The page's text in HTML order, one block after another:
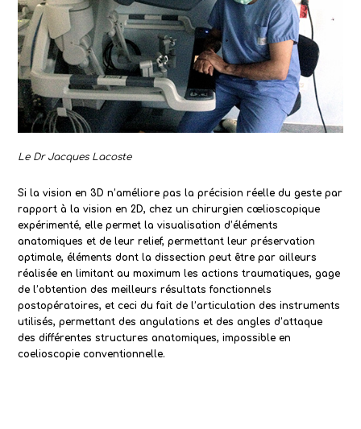
Le Dr Jacques Lacoste
Si la vision en 3D n’améliore pas la précision réelle du geste par
rapport à la vision en 2D, chez un chirurgien cœlioscopique
expérimenté, elle permet la visualisation d’éléments
anatomiques et de leur relief, permettant leur préservation
optimale, éléments dont la dissection peut être par ailleurs
réalisée en limitant au maximum les actions traumatiques, gage
de l’obtention des meilleurs résultats fonctionnels
postopératoires, et ceci du fait de l’articulation des instruments
utilisés, permettant des angulations et des angles d’attaque
des différentes structures anatomiques, impossible en
coelioscopie conventionnelle.